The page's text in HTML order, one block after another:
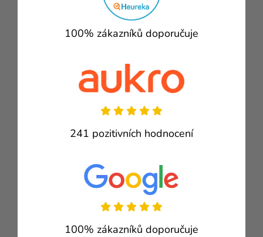
100% zákazníků doporučuje
241 pozitivních hodnocení
100% zákazníků doporučuje